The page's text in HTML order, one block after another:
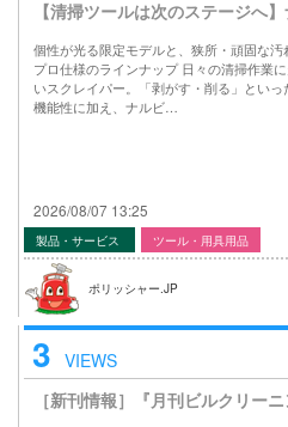
【清掃ツールは次のステージへ
個性が光る限定モデルと、狭所・頑固な汚
プロ仕様のラインナップ 日々の清掃作業
いスクレイパー。「剥がす・削る」といっ
機能性に加え、ナルビ…
2026/08/07 13:25
製品・サービス ツール・用具用品
ポリッシャー.JP
3 VIEWS
［新刊情報］『月刊ビルクリー